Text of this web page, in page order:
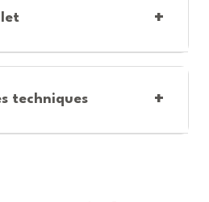
+
techniques +